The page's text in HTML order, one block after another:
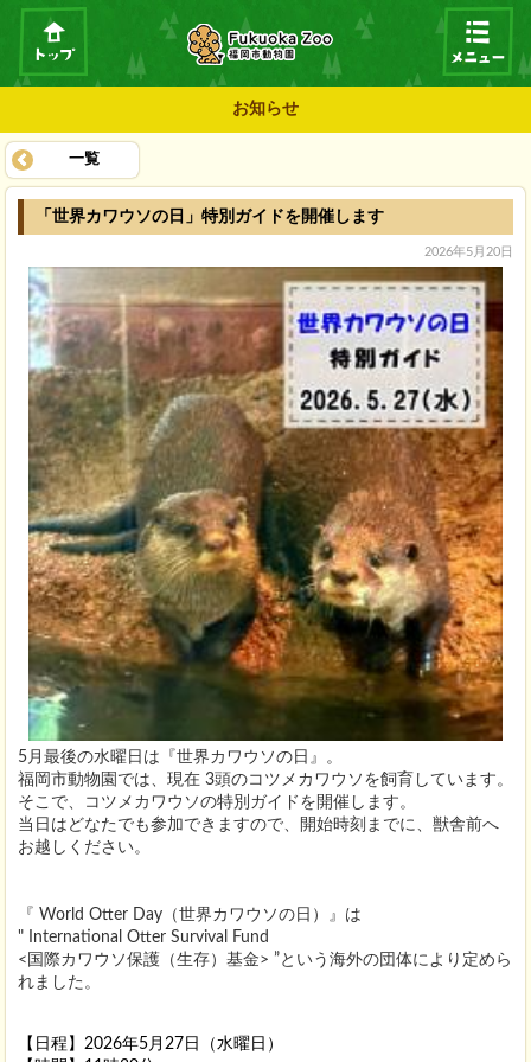
お知らせ
一覧
「世界カワウソの日」特別ガイドを開催します
2026年5月20日
5月最後の水曜日は 『世界カワウソの日』。
福岡市動物園では、現在 3頭のコツメカワウソを飼育しています。
そこで、コツメカワウソの特別ガイドを開催します。
当日はどなたでも参加できますので、開始時刻までに、獣舎前へ
お越しください。
『 World Otter Day（世界カワウソの日）』 は
" International Otter Survival Fund
<国際カワウソ保護（生存）基金> ”という海外の団体により定めら
れました。
【日程】2026年5月27日（水曜日）